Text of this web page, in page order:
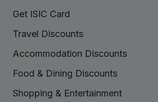
Get ISIC Card
Travel Discounts
Accommodation Discounts
Food & Dining Discounts
Shopping & Entertainment